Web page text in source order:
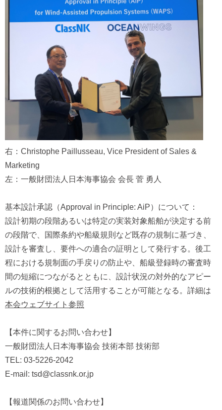
右：Christophe Paillusseau, Vice President of Sales &
Marketing
左：一般財団法人日本海事協会 会長 菅 勇人
基本設計承認（Approval in Principle: AiP）について：
設計初期の段階あるいは特定の実装対象船舶が決定する前
の段階で、国際条約や船級規則など既存の規制に基づき、
設計を審査し、要件への適合の証明として発行する。後工
程における規制面の手戻りの防止や、船級登録時の審査時
間の短縮につながるとともに、設計状況の対外的なアピー
ルの技術的根拠として活用することが可能となる。詳細は
本会ウェブサイト参照
【本件に関するお問い合わせ】
一般財団法人日本海事協会 技術本部 技術部
TEL: 03-5226-2042
E-mail: tsd@classnk.or.jp
【報道関係のお問い合わせ】